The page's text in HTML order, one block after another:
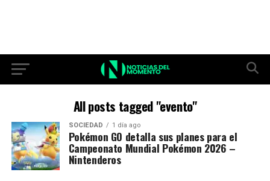
All posts tagged "evento"
SOCIEDAD 1 día ago
Pokémon GO detalla sus planes para el
Campeonato Mundial Pokémon 2026 –
Nintenderos